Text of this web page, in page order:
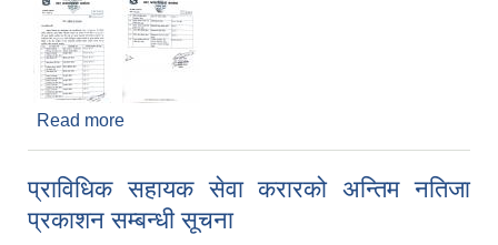
Read more
प्राविधिक सहायक सेवा करारको अन्तिम नतिजा
प्रकाशन सम्बन्धी सूचना